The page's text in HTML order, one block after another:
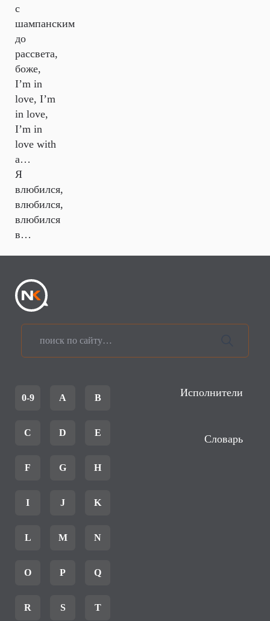
с
шампанским
до
рассвета,
боже,
I’m in
love, I’m
in love,
I’m in
love with
a…
Я
влюбился,
влюбился,
влюбился
в…
0-9 A B
C D E
F G H
I J K
L M N
O P Q
R S T
Исполнители
Словарь